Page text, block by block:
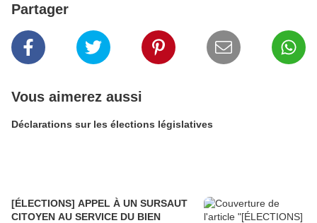
Partager
Vous aimerez aussi
Déclarations sur les élections législatives
[ÉLECTIONS] APPEL À UN SURSAUT
CITOYEN AU SERVICE DU BIEN